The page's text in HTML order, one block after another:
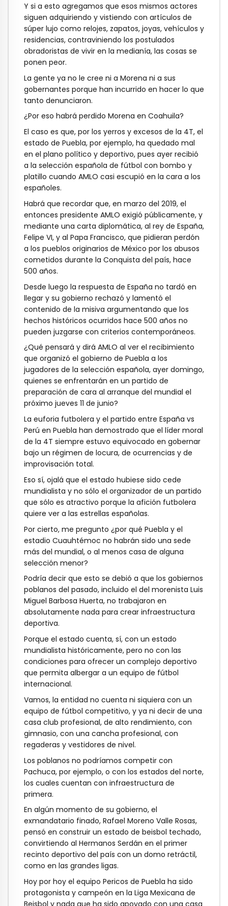
Y si a esto agregamos que esos mismos actores
siguen adquiriendo y vistiendo con artículos de
súper lujo como relojes, zapatos, joyas, vehículos y
residencias, contraviniendo los postulados
obradoristas de vivir en la medianía, las cosas se
ponen peor.
La gente ya no le cree ni a Morena ni a sus
gobernantes porque han incurrido en hacer lo que
tanto denunciaron.
¿Por eso habrá perdido Morena en Coahuila?
El caso es que, por los yerros y excesos de la 4T, el
estado de Puebla, por ejemplo, ha quedado mal
en el plano político y deportivo, pues ayer recibió
a la selección española de fútbol con bombo y
platillo cuando AMLO casi escupió en la cara a los
españoles.
Habrá que recordar que, en marzo del 2019, el
entonces presidente AMLO exigió públicamente, y
mediante una carta diplomática, al rey de España,
Felipe VI, y al Papa Francisco, que pidieran perdón
a los pueblos originarios de México por los abusos
cometidos durante la Conquista del país, hace
500 años.
Desde luego la respuesta de España no tardó en
llegar y su gobierno rechazó y lamentó el
contenido de la misiva argumentando que los
hechos históricos ocurridos hace 500 años no
pueden juzgarse con criterios contemporáneos.
¿Qué pensará y dirá AMLO al ver el recibimiento
que organizó el gobierno de Puebla a los
jugadores de la selección española, ayer domingo,
quienes se enfrentarán en un partido de
preparación de cara al arranque del mundial el
próximo jueves 11 de junio?
La euforia futbolera y el partido entre España vs
Perú en Puebla han demostrado que el líder moral
de la 4T siempre estuvo equivocado en gobernar
bajo un régimen de locura, de ocurrencias y de
improvisación total.
Eso sí, ojalá que el estado hubiese sido cede
mundialista y no sólo el organizador de un partido
que sólo es atractivo porque la afición futbolera
quiere ver a las estrellas españolas.
Por cierto, me pregunto ¿por qué Puebla y el
estadio Cuauhtémoc no habrán sido una sede
más del mundial, o al menos casa de alguna
selección menor?
Podría decir que esto se debió a que los gobiernos
poblanos del pasado, incluido el del morenista Luis
Miguel Barbosa Huerta, no trabajaron en
absolutamente nada para crear infraestructura
deportiva.
Porque el estado cuenta, sí, con un estado
mundialista históricamente, pero no con las
condiciones para ofrecer un complejo deportivo
que permita albergar a un equipo de fútbol
internacional.
Vamos, la entidad no cuenta ni siquiera con un
equipo de fútbol competitivo, y ya ni decir de una
casa club profesional, de alto rendimiento, con
gimnasio, con una cancha profesional, con
regaderas y vestidores de nivel.
Los poblanos no podríamos competir con
Pachuca, por ejemplo, o con los estados del norte,
los cuales cuentan con infraestructura de
primera.
En algún momento de su gobierno, el
exmandatario finado, Rafael Moreno Valle Rosas,
pensó en construir un estado de beisbol techado,
convirtiendo al Hermanos Serdán en el primer
recinto deportivo del país con un domo retráctil,
como en las grandes ligas.
Hoy por hoy el equipo Pericos de Puebla ha sido
protagonista y campeón en la Liga Mexicana de